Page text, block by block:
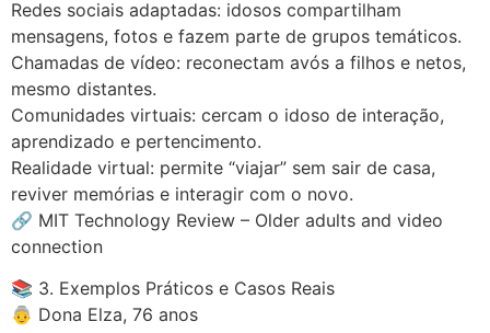
Redes sociais adaptadas: idosos compartilham
mensagens, fotos e fazem parte de grupos temáticos.
Chamadas de vídeo: reconectam avós a filhos e netos,
mesmo distantes.
Comunidades virtuais: cercam o idoso de interação,
aprendizado e pertencimento.
Realidade virtual: permite “viajar” sem sair de casa,
reviver memórias e interagir com o novo.
🔗 MIT Technology Review – Older adults and video
connection
📚 3. Exemplos Práticos e Casos Reais
👵 Dona Elza, 76 anos